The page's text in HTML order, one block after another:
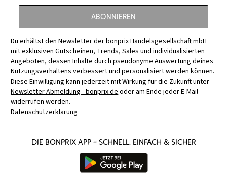
Abonnieren
Du erhältst den Newsletter der bonprix Handelsgesellschaft mbH
mit exklusiven Gutscheinen, Trends, Sales und individualisierten
Angeboten, dessen Inhalte durch pseudonyme Auswertung deines
Nutzungsverhaltens verbessert und personalisiert werden können.
Diese Einwilligung kann jederzeit mit Wirkung für die Zukunft unter
Newsletter Abmeldung - bonprix.deoder am Ende jeder E-Mail
widerrufen werden.
Datenschutzerklärung
Die bonprix App – schnell, einfach & sicher